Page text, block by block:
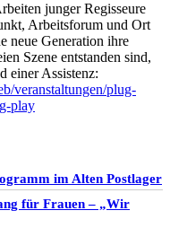
junger Regisseure
Arbeitsforum und Ort
neue Generation ihre
Szene entstanden sind,
einer Assistenz:
veranstaltungen/plug-
play
im Alten Postlager
für Frauen – „Wir